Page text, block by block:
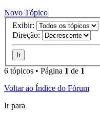
Novo Tópico
Exibir:
Direção:
6 tópicos • Página 1 de 1
Voltar ao Índice do Fórum
Ir para